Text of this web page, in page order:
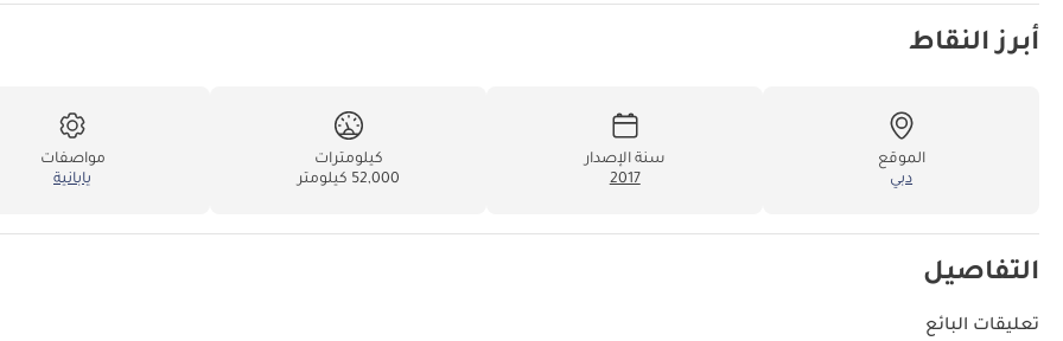
أبرز النقاط
الموقع
دبي
سنة الإصدار
2017
كيلومترات
52,000 كيلومتر
مواصفات
يابانية
التفاصيل
تعليقات البائع